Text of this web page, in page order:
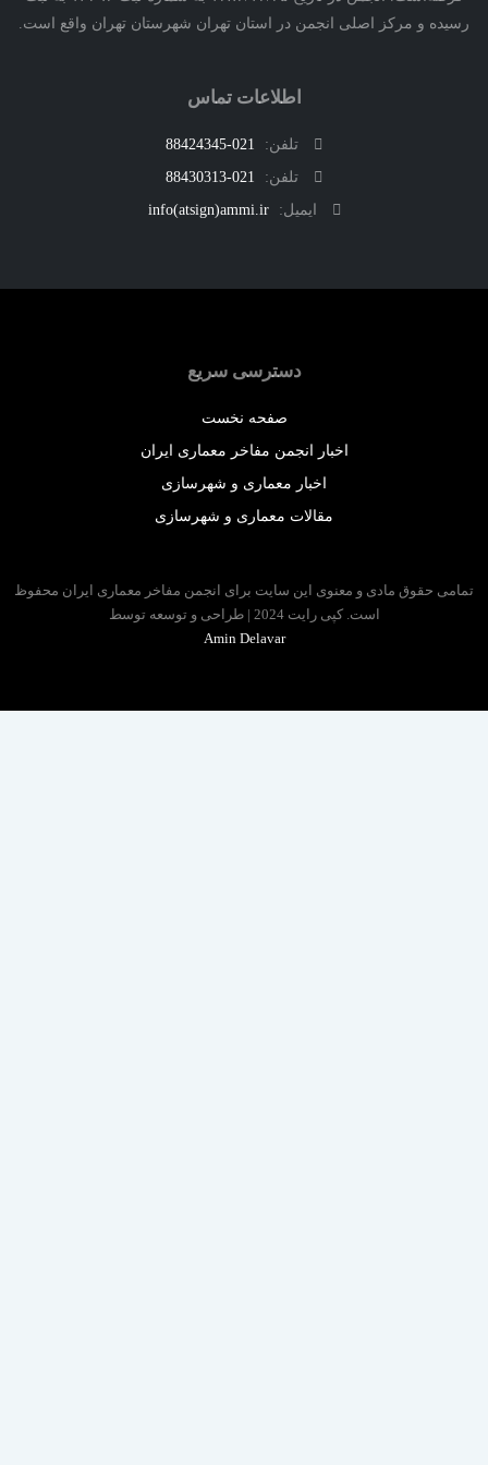
و مرکز اصلی انجمن در استان تهران شهرستان تهران واقع است.
اطلاعات تماس
تلفن:
021-88424345
تلفن:
021-88430313
ایمیل:
info(atsign)ammi.ir
دسترسی سریع
صفحه نخست
اخبار انجمن مفاخر معماری ایران
اخبار معماری و شهرسازی
مقالات معماری و شهرسازی
حقوق مادی و معنوی این سایت برای انجمن مفاخر معماری ایران محفوظ
است. کپی رایت 2024 | طراحی و توسعه توسط
Amin Delavar